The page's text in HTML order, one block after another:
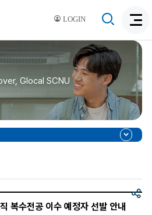
LOGIN
색
활
성
색
Glocal SCNU
공
복수전공 이수 예정자 선발 안내